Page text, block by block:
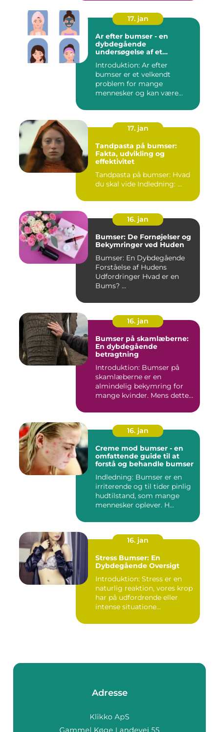
17. jan
Ar efter bumser - en
dybdegående
undersøgelse af et
skønhedsproblem
Introduktion: Ar efter
bumser er et velkendt
problem for mange
mennesker og kan være
17. jan
Tandpasta på bumser:
Fakta, udvikling og
effektivitet
Tandpasta på bumser: Hvad
du skal vide Indledning: ...
16. jan
Bumser: De Fornøjelser og
Bekymringer ved Huden
Bumser: En Dybdegående
Forståelse af Hudens
Udfordringer Hvad er en
Bums? ...
16. jan
Bumser på skamlæberne:
En dybdegående
betragtning
Introduktion: Bumser på
skamlæberne er en
almindelig bekymring for
mange kvinder. Mens dette
16. jan
Creme mod bumser - en
omfattende guide til at
forstå og behandle bumser
Indledning: Bumser er en
irriterende og til tider pinlig
hudtilstand, som mange
mennesker oplever. H...
16. jan
Stress Bumser: En
Dybdegående Oversigt
Introduktion: Stress er en
naturlig reaktion, vores krop
har på udfordrende eller
intense situatione...
Adresse